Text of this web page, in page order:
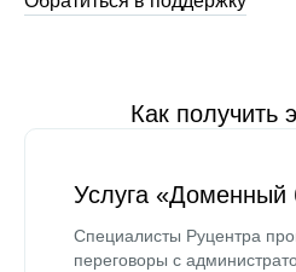
Как получить
Услуга «Доменный
Специалисты Руцентра
переговоры с